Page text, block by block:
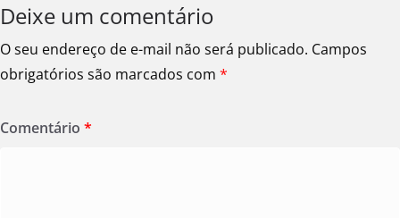
Deixe um comentário
O seu endereço de e-mail não será publicado. Campos
obrigatórios são marcados com *
Comentário *